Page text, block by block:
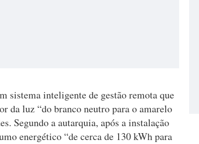
sistema inteligente de gestão remota que
da luz “do branco neutro para o amarelo
Segundo a autarquia, após a instalação
energético “de cerca de 130 kWh para